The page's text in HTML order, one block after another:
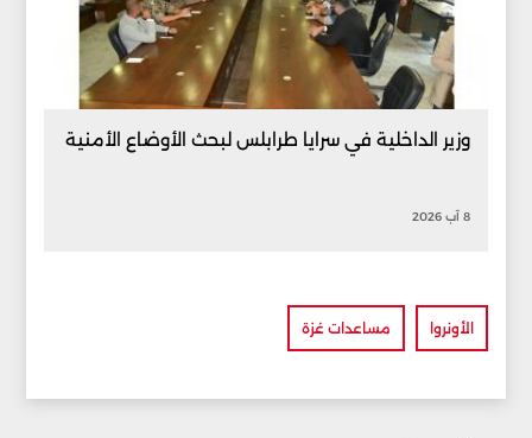
وزير الداخلية في سرايا طرابلس لبحث الأوضاع الأمنية
8 آب 2026
الأونروا مساعدات غزة